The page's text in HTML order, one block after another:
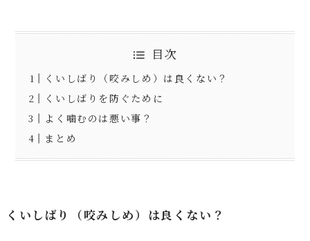
目次
くいしばり（咬みしめ）は良くない？
くいしばりを防ぐために
よく噛むのは悪い事？
まとめ
くいしばり（咬みしめ）は良くない？